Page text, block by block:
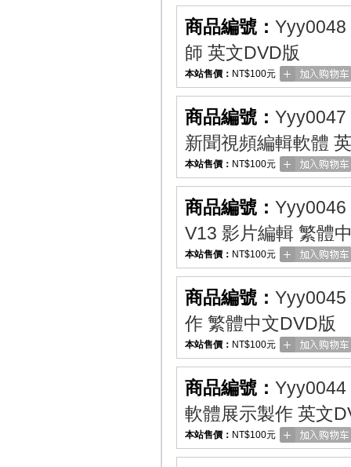
商品編號： Yyy0048
師 英文DVD版
本站售價： NT$100元
商品編號： Yyy0047
新聞視頻編輯軟體
本站售價： NT$100元
商品編號： Yyy0046
V13 影片編輯 繁體
本站售價： NT$100元
商品編號： Yyy0045
作 繁體中文DVD版
本站售價： NT$100元
商品編號： Yyy0044
軟體展示製作 英文
本站售價： NT$100元